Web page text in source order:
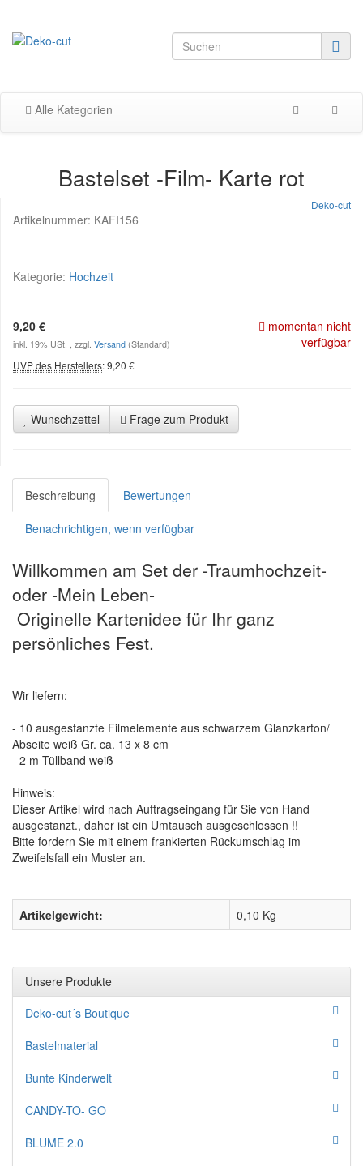
Alle Kategorien
Bastelset -Film- Karte rot
Deko-cut
Artikelnummer: KAFI156
Kategorie: Hochzeit
9,20 €
inkl. 19% USt. , zzgl. Versand (Standard)
UVP des Herstellers:9,20 €
momentan nicht
verfügbar
Wunschzettel Frage zum Produkt
Beschreibung Bewertungen
Benachrichtigen, wenn verfügbar
Willkommen am Set der -Traumhochzeit-
oder -Mein Leben-
Originelle Kartenidee für Ihr ganz
persönliches Fest.
Wir liefern:
- 10 ausgestanzte Filmelemente aus schwarzem Glanzkarton/
Abseite weiß Gr. ca. 13 x 8 cm
- 2 m Tüllband weiß
Hinweis:
Dieser Artikel wird nach Auftragseingang für Sie von Hand
ausgestanzt., daher ist ein Umtausch ausgeschlossen !!
Bitte fordern Sie mit einem frankierten Rückumschlag im
Zweifelsfall ein Muster an.
Artikelgewicht: 0,10 Kg
Unsere Produkte
Deko-cut´s Boutique
Bastelmaterial
Bunte Kinderwelt
CANDY-TO- GO
BLUME 2.0